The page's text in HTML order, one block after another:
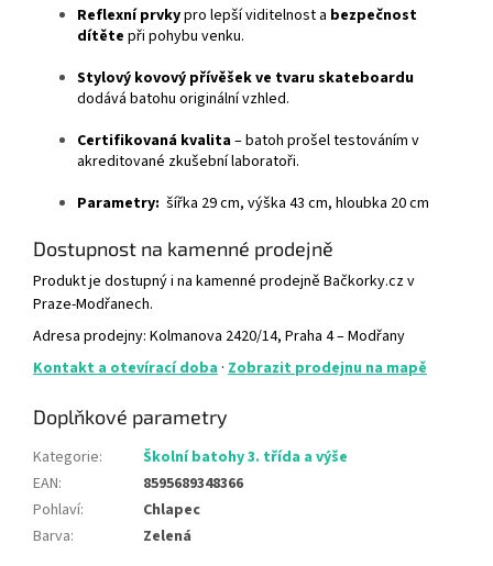
Reflexní prvkypro lepší viditelnost a bezpečnost
dítěte při pohybu venku.
Stylový kovový přívěšek ve tvaru skateboardu
dodává batohu originální vzhled.
Certifikovaná kvalita– batoh prošel testováním v
akreditované zkušební laboratoři.
Parametry: šířka 29 cm, výška 43 cm, hloubka 20 cm
Dostupnost na kamenné prodejně
Produkt je dostupný i na kamenné prodejně Bačkorky.cz v
Praze-Modřanech.
Adresa prodejny: Kolmanova 2420/14, Praha 4 – Modřany
Kontakt a otevírací doba · Zobrazit prodejnu na mapě
Doplňkové parametry
Kategorie:
Školní batohy 3. třída a výše
EAN:
8595689348366
Pohlaví:
Chlapec
Barva: Zelená